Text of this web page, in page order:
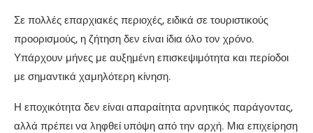
Σε πολλές επαρχιακές περιοχές, ειδικά σε τουριστικούς
προορισμούς, η ζήτηση δεν είναι ίδια όλο τον χρόνο.
Υπάρχουν μήνες με αυξημένη επισκεψιμότητα και περίοδοι
με σημαντικά χαμηλότερη κίνηση.
Η εποχικότητα δεν είναι απαραίτητα αρνητικός παράγοντας,
αλλά πρέπει να ληφθεί υπόψη από την αρχή. Μια επιχείρηση